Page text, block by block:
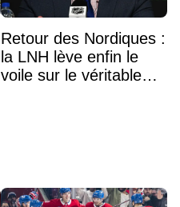
Retour des Nordiques :
la LNH lève enfin le
voile sur le véritable